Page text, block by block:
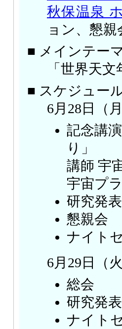
秋保温泉
ョン、懇親
■ メインテーマ
「世界天
■ スケジュー
6月28日（月
記念講
り」
講師 宇
宇宙プ
研究発表
懇親会
ナイト
6月29日（火
総会
研究発表
ナイト